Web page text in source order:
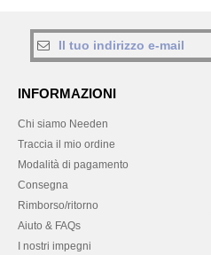
INFORMAZIONI
Chi siamo Needen
Traccia il mio ordine
Modalità di pagamento
Consegna
Rimborso/ritorno
Aiuto & FAQs
I nostri impegni